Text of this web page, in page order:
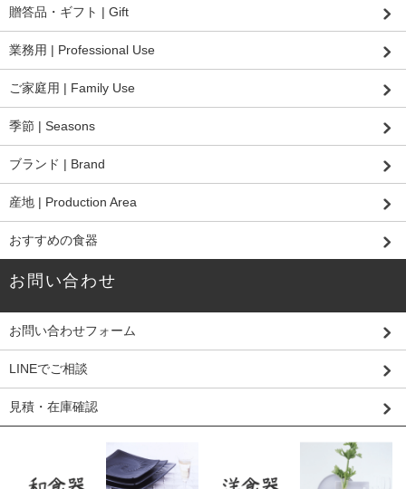
贈答品・ギフト | Gift
業務用 | Professional Use
ご家庭用 | Family Use
季節 | Seasons
ブランド | Brand
産地 | Production Area
おすすめの食器
お問い合わせ
お問い合わせフォーム
LINEでご相談
見積・在庫確認